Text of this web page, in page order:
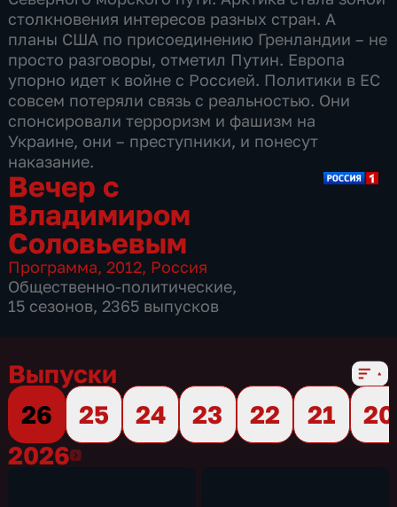
столкновения интересов разных стран. А
планы США по присоединению Гренландии – не
просто разговоры, отметил Путин. Европа
упорно идет к войне с Россией. Политики в ЕС
совсем потеряли связь с реальностью. Они
спонсировали терроризм и фашизм на
Украине, они – преступники, и понесут
наказание.
Вечер с
Владимиром
Соловьевым
Программа,2012, Россия
Общественно-политические,
15 сезонов, 2365 выпусков
Выпуски
26
25 24 23 22 21
20
20262026